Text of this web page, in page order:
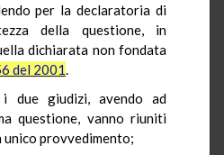
per la declaratoria di
della questione, in
dichiarata non fondata
del 2001.
i due giudizi, avendo ad
questione, vanno riuniti
unico provvedimento;